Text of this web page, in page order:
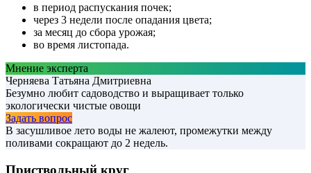
в период распускания почек;
через 3 недели после опадания цвета;
за месяц до сбора урожая;
во время листопада.
Мнение эксперта
Черняева Татьяна Дмитриевна
Безумно любит садоводство и выращивает только
экологически чистые овощи
Задать вопрос
В засушливое лето воды не жалеют, промежутки между
поливами сокращают до 2 недель.
Приствольный круг